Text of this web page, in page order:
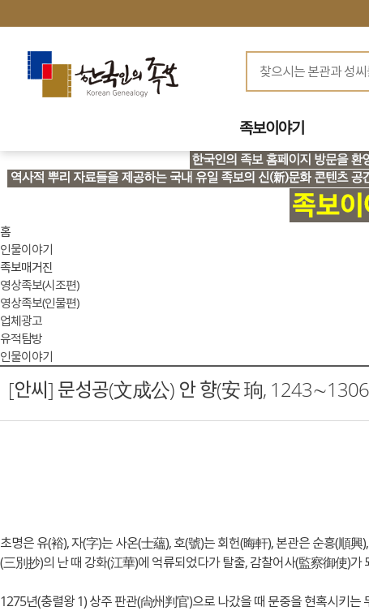
족보이야기
홈
인물이야기
족보매거진
영상족보(시조편)
영상족보(인물편)
업체광고
유적탐방
인물이야기
[안씨] 문성공(文成公) 안 향(安 珦,
초명은 유(裕), 자(字)는 사온(士蘊), 호(號)는 회헌(晦軒), 본관은 순흥(順
(三別抄)의 난 때 강화(江華)에 억류되었다가 탈출, 감찰어사(監察御使)가
1275년(충렬왕 1) 상주 판관(尙州判官)으로 나갔을 때 문중을 현혹시키